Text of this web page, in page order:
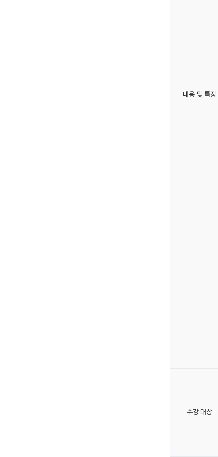
내용 및 특징
수강 대상